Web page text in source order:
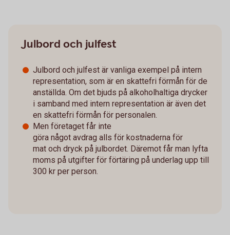
Julbord och julfest
Julbord och julfest är vanliga exempel på intern
representation, som är en skattefri förmån för de
anställda. Om det bjuds på alkoholhaltiga drycker
i samband med intern representation är även det
en skattefri förmån för personalen.
Men företaget får inte
göra något avdrag alls för kostnaderna för
mat och dryck på julbordet. Däremot får man lyfta
moms på utgifter för förtäring på underlag upp till
300 kr per person.